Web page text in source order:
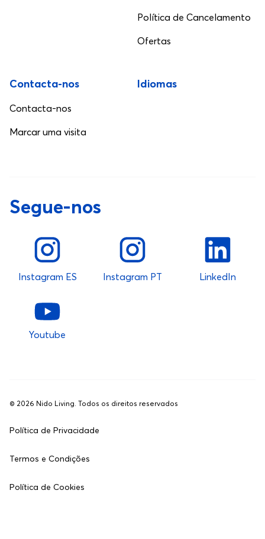
Política de Cancelamento
Ofertas
Contacta-nos
Contacta-nos
Marcar uma visita
Idiomas
Segue-nos
Instagram ES Instagram PT LinkedIn
Youtube
© 2026 Nido Living. Todos os direitos reservados
Política de Privacidade
Termos e Condições
Política de Cookies